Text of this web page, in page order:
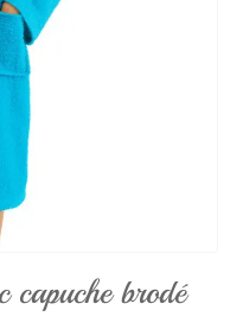
capuche brodé